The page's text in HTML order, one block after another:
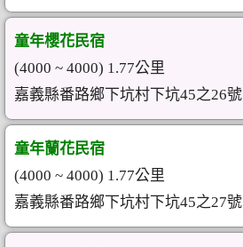
童年櫻花民宿
(4000 ~ 4000) 1.77公里
嘉義縣番路鄉下坑村下坑45之26號
童年蘭花民宿
(4000 ~ 4000) 1.77公里
嘉義縣番路鄉下坑村下坑45之27號